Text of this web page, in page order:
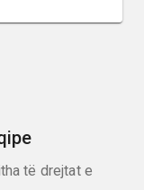
të drejtat e